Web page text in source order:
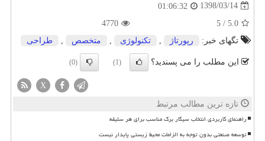
1398/03/14
01:06:32
5.0
/
5
4770
تگهای خبر:
رپورتاژ تكنولوژی متخصص طراحی
این مطلب را می پسندید؟ (1)
(0)
X
تازه ترین مطالب مرتبط
راهنمای کاربردی انتخاب سیگار برگ مناسب برای هر سلیقه
توسعه صنعتی بدون توجه به الزامات محیط زیستی پایدار نیست